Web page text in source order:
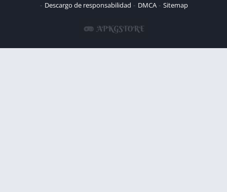
Descargo de responsabilidad
DMCA Sitemap